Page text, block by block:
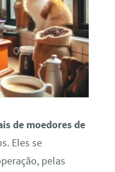
de moedores de
Eles se
pelas